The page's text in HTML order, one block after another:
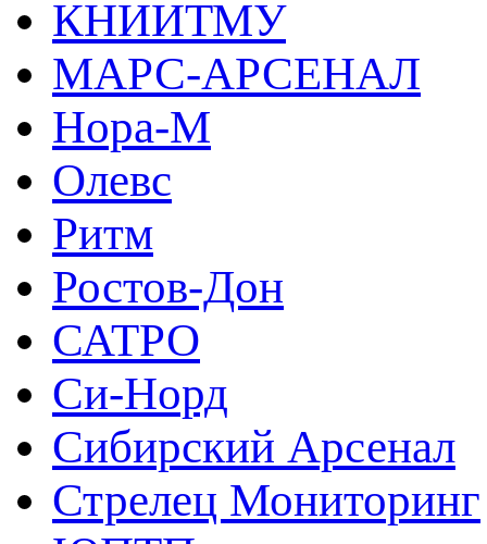
КНИИТМУ
МАРС-АРСЕНАЛ
Нора-М
Олевс
Ритм
Ростов-Дон
САТРО
Си-Норд
Сибирский Арсенал
Стрелец Мониторинг